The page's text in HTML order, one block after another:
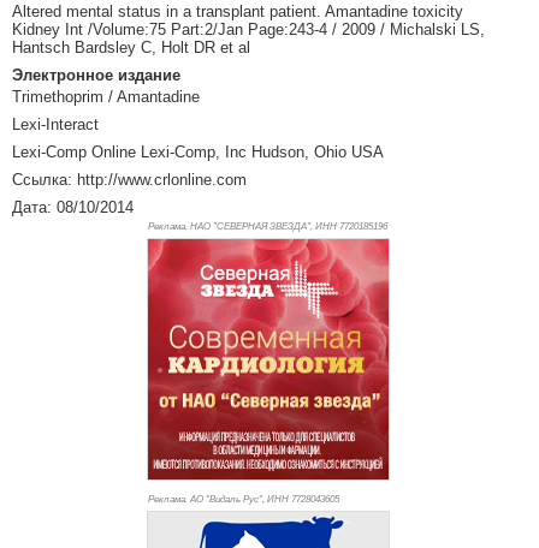
Altered mental status in a transplant patient. Amantadine toxicity
Kidney Int /Volume:75 Part:2/Jan Page:243-4 / 2009 / Michalski LS,
Hantsch Bardsley C, Holt DR et al
Электронное издание
Trimethoprim / Amantadine
Lexi-Interact
Lexi-Comp Online Lexi-Comp, Inc Hudson, Ohio USA
Ссылка: http://www.crlonline.com
Дата: 08/10/2014
Реклама. НАО "СЕВЕРНАЯ ЗВЕЗДА", ИНН 7720185196
Реклама. АО "Видаль Рус", ИНН 7728043605